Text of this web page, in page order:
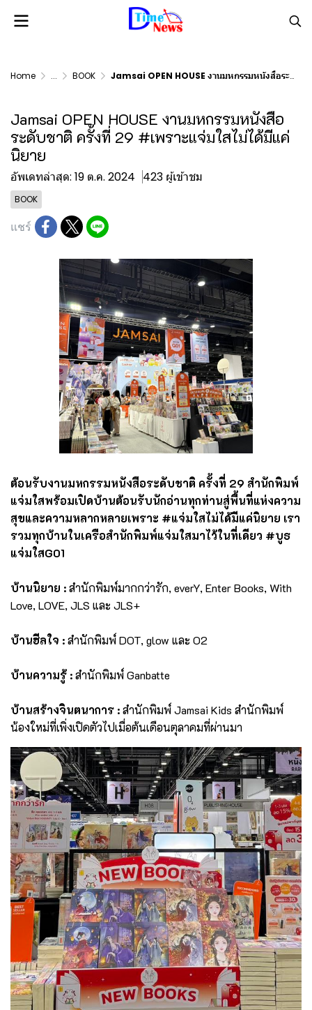
Home ... BOOK Jamsai OPEN HOUSE งานมหกรรมหนังสือระดับชาติ ครั้งที่ 29 #เพราะแจ่มใสไม่ได้มีแค่นิยาย
Jamsai OPEN HOUSE งานมหกรรมหนังสือ
ระดับชาติ ครั้งที่ 29 #เพราะแจ่มใสไม่ได้มีแค่
นิยาย
อัพเดทล่าสุด: 19 ต.ค. 2024 423 ผู้เข้าชม
BOOK
แชร์
ต้อนรับงานมหกรรมหนังสือระดับชาติ ครั้งที่ 29 สำนักพิมพ์
แจ่มใสพร้อมเปิดบ้านต้อนรับนักอ่านทุกท่านสู่พื้นที่แห่งความ
สุขและความหลากหลายเพราะ #แจ่มใสไม่ได้มีแค่นิยาย เรา
รวมทุกบ้านในเครือสำนักพิมพ์แจ่มใสมาไว้ในที่เดียว #บูธ
แจ่มใสG01
บ้านนิยาย :สำนักพิมพ์มากกว่ารัก, everY, Enter Books, With
Love, LOVE, JLS และ JLS+
บ้านฮีลใจ :สำนักพิมพ์ DOT, glow และ O2
บ้านความรู้ :สำนักพิมพ์ Ganbatte
บ้านสร้างจินตนาการ :สำนักพิมพ์ Jamsai Kids สำนักพิมพ์
น้องใหม่ที่เพิ่งเปิดตัวไปเมื่อต้นเดือนตุลาคมที่ผ่านมา